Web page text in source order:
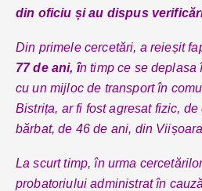
din oficiu și au dispus
Din primele cercetări, a reieșit
77 de ani, în timp ce se deplasa
cu un mijloc de transport în
Bistrița, ar fi fost agresat fizic,
bărbat, de 46 de ani, din
La scurt timp, în urma
probatoriului administrat în